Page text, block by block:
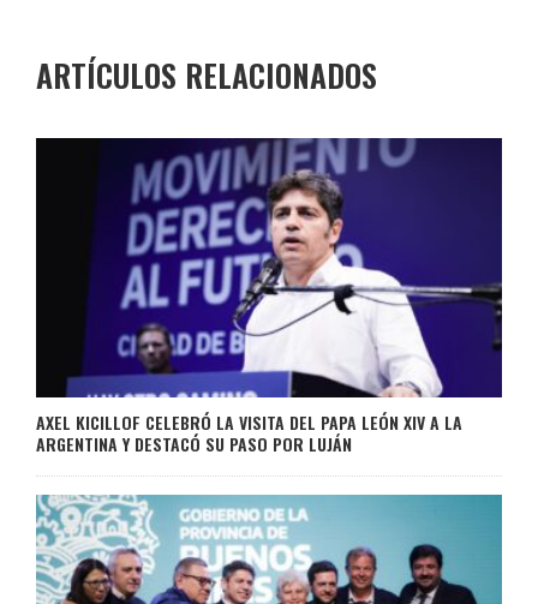
ARTÍCULOS RELACIONADOS
AXEL KICILLOF CELEBRÓ LA VISITA DEL PAPA LEÓN XIV A LA
ARGENTINA Y DESTACÓ SU PASO POR LUJÁN